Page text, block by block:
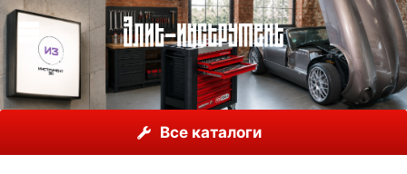
Все каталоги
Stabila, Германия
Штатив строительный BST-K-XL Stabila 18560 118-300 см